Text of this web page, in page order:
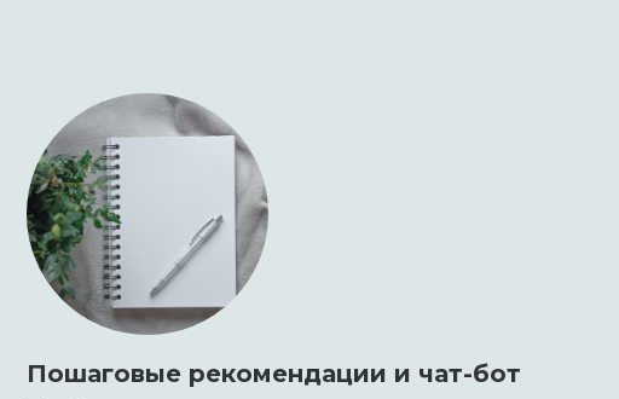
Пошаговые рекомендации и чат-бот